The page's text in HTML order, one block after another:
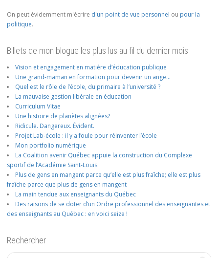
On peut évidemment m'écrire d'un point de vue personnel ou pour la
politique.
Billets de mon blogue les plus lus au fil du dernier mois
Vision et engagement en matière d’éducation publique
Une grand-maman en formation pour devenir un ange…
Quel est le rôle de l’école, du primaire à l’université ?
La mauvaise gestion libérale en éducation
Curriculum Vitae
Une histoire de planètes alignées?
Ridicule. Dangereux. Évident.
Projet Lab-école : il y a foule pour réinventer l’école
Mon portfolio numérique
La Coalition avenir Québec appuie la construction du Complexe
sportif de l’Académie Saint-Louis
Plus de gens en mangent parce qu’elle est plus fraîche; elle est plus
fraîche parce que plus de gens en mangent
La main tendue aux enseignants du Québec
Des raisons de se doter d’un Ordre professionnel des enseignantes et
des enseignants au Québec : en voici seize !
Rechercher